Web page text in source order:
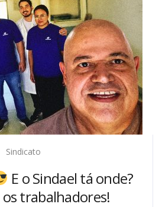
Sindicato
E o Sindael tá onde?
os trabalhadores!